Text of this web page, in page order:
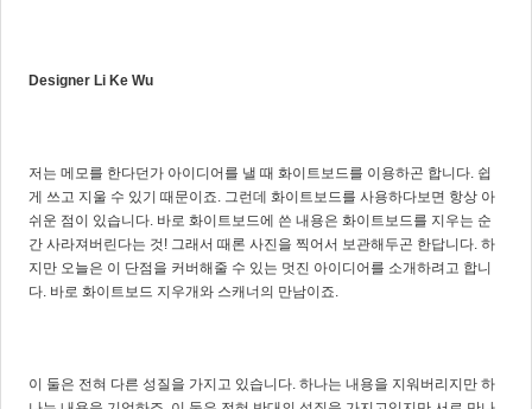
Designer Li Ke Wu
저는 메모를 한다던가 아이디어를 낼 때 화이트보드를 이용하곤 합니다. 쉽
게 쓰고 지울 수 있기 때문이죠. 그런데 화이트보드를 사용하다보면 항상 아
쉬운 점이 있습니다. 바로 화이트보드에 쓴 내용은 화이트보드를 지우는 순
간 사라져버린다는 것! 그래서 때론 사진을 찍어서 보관해두곤 한답니다. 하
지만 오늘은 이 단점을 커버해줄 수 있는 멋진 아이디어를 소개하려고 합니
다. 바로 화이트보드 지우개와 스캐너의 만남이죠.
이 둘은 전혀 다른 성질을 가지고 있습니다. 하나는 내용을 지워버리지만 하